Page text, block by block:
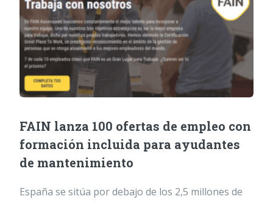
FAIN lanza 100 ofertas de empleo con
formación incluida para ayudantes
de mantenimiento
España se sitúa por debajo de los 2,5 millones de